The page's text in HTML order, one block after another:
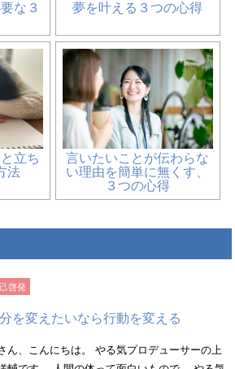
な３
夢を叶える３つの心得
立ち
法
言いたいことが伝わらな
い理由を簡単に無くす、
３つの心得
啓発
を変えたいなら行動を変える
ん、こんにちは。 やる気プロデューサーの上